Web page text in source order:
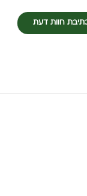
חוות דעת